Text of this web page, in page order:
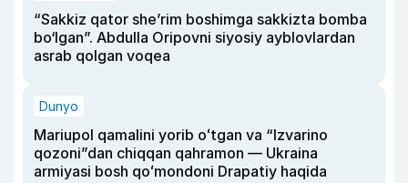
“Sakkiz qator she’rim boshimga sakkizta bomba
bo‘lgan”. Abdulla Oripovni siyosiy ayblovlardan
asrab qolgan voqea
Dunyo
Mariupol qamalini yorib oʻtgan va “Izvarino
qozoni”dan chiqqan qahramon — Ukraina
armiyasi bosh qoʻmondoni Drapatiy haqida